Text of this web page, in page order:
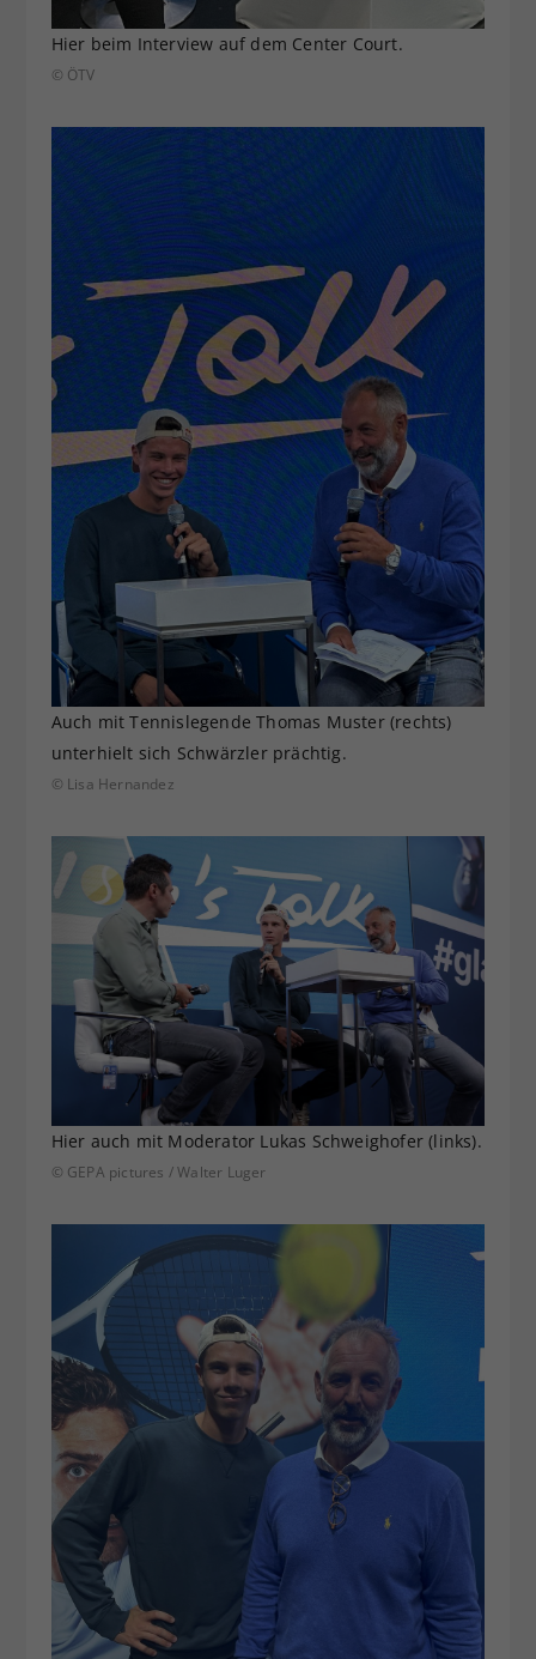
Hier beim Interview auf dem Center Court.
© ÖTV
Auch mit Tennislegende Thomas Muster (rechts)
unterhielt sich Schwärzler prächtig.
© Lisa Hernandez
Hier auch mit Moderator Lukas Schweighofer (links).
© GEPA pictures / Walter Luger